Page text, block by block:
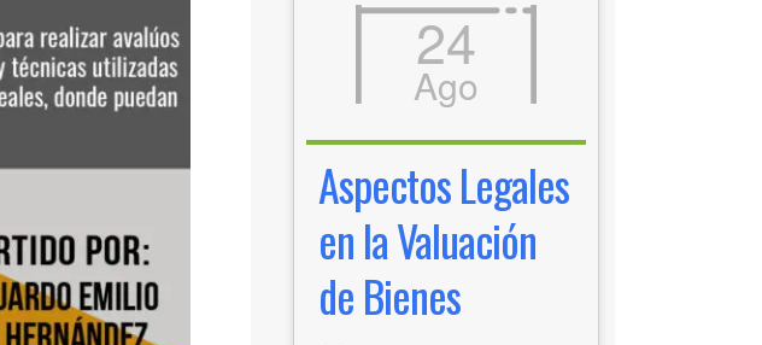
24
Ago
Aspectos Legales
en la Valuación
de Bienes